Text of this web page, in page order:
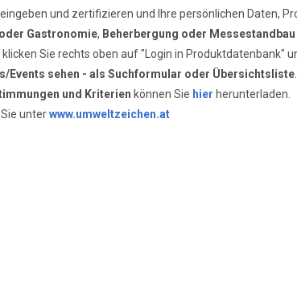
und zertifizieren und Ihre persönlichen Daten,
Gastronomie, Beherbergung oder Messestandbau
Sie rechts oben auf "Login in Produktdatenbank"
Events sehen - als Suchformular oder Übersichtsliste
und Kriterien können Sie hier herunterladen.
unterwww.umweltzeichen.at